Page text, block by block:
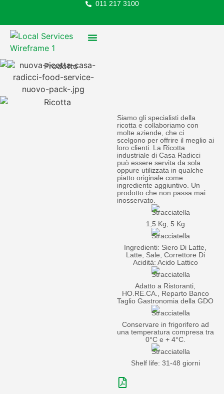
011 217 3100
Siamo gli specialisti della
ricotta e collaboriamo con
molte aziende, che ci
scelgono per offrire il meglio ai
loro clienti. La Ricotta
industriale di Casa Radicci
può essere servita da sola
oppure utilizzata in qualche
piatto originale come
ingrediente aggiuntivo. Un
prodotto che non passa mai
inosservato.
1,5 Kg, 5 Kg
Ingredienti: Siero Di Latte,
Latte, Sale, Correttore Di
Acidità: Acido Lattico
Adatto a Ristoranti,
HO.RE.CA., Reparto Banco
Taglio Gastronomia della GDO
Conservare in frigorifero ad
una temperatura compresa tra
0°C e + 4°C.
Shelf life: 31-48 giorni